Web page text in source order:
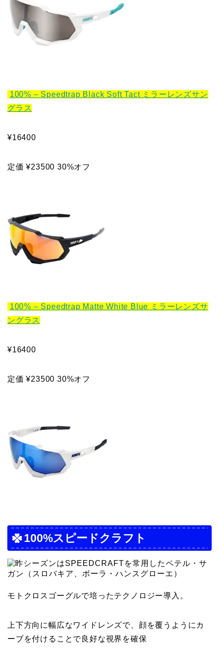
100% – Speedtrap Black Soft Tact ミラーレンズサン
グラス
¥16400
定価 ¥23500 30%オフ
100% – Speedtrap Matte White Blue ミラーレンズサ
ングラス
¥16400
定価 ¥23500 30%オフ
100%スピードクラフト
モトクロスゴーグルで培ったテクノロジー導入。
上下方向に幅広なワイドレンズで、顔を覆うようにカ
ーブを付けることで良好な視界を確保